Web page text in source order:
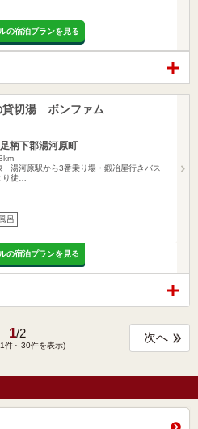
の宿泊プランを見る
貸切湯 ボンファム
柄下郡湯河原町
湯河原駅から3番乗り場・鍛冶屋行きバス
り徒…
呂
の宿泊プランを見る
1/2
件～30件を表示)
次へ